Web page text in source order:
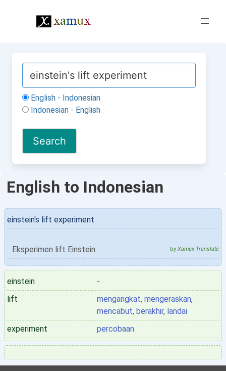
English - Indonesian
Indonesian - English
English to Indonesian
einstein's lift experiment
Eksperimen lift Einstein by Xamux Translate
einstein
-
lift
mengangkat, mengeraskan,
mencabut, berakhir, landai
experiment
percobaan